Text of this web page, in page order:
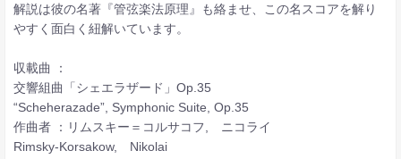
解説は彼の名著『管弦楽法原理』も絡ませ、この名スコアを解り
やすく面白く紐解いています。
収載曲 ：
交響組曲「シェエラザード」Op.35
“Scheherazade”, Symphonic Suite, Op.35
作曲者 ：リムスキー＝コルサコフ, ニコライ
Rimsky-Korsakow, Nikolai